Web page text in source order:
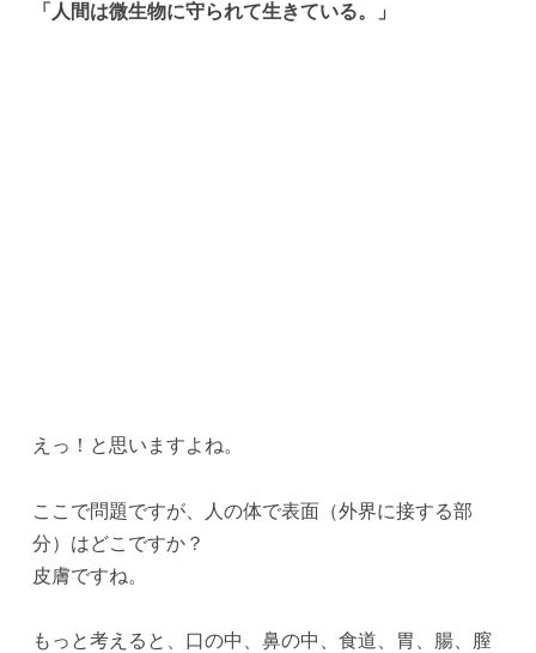
「人間は微生物に守られて生きている。」
えっ！と思いますよね。
ここで問題ですが、人の体で表面（外界に接する部
分）はどこですか？
皮膚ですね。
もっと考えると、口の中、鼻の中、食道、胃、腸、膣